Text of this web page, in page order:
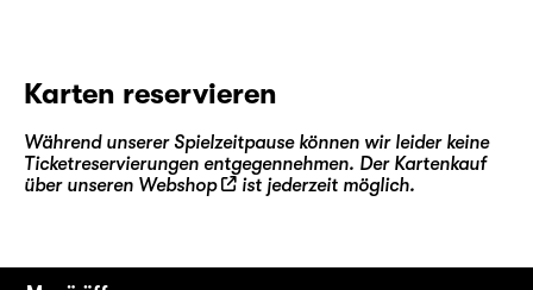
sich als Autor und Regisseur fortlaufend mit
Fragen des Politischen sowie der Verbindung
von Persönlichem und Systemischem. Seine
am Schauspiel Leipzig entstandenen
Deutschen Theaterpreis DER FAUST
Karten reservieren
Während unserer Spielzeitpause können wir leider keine
Ticketreservierungen entgegennehmen. Der Kartenkauf
über unseren Webshop ist jederzeit möglich.